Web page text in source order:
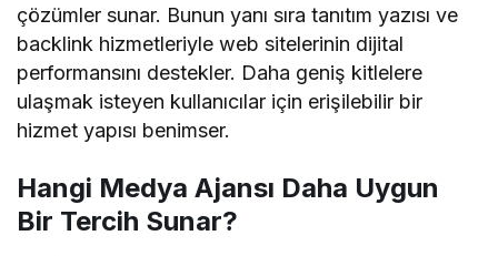
çözümler sunar. Bunun yanı sıra tanıtım yazısı ve
backlink hizmetleriyle web sitelerinin dijital
performansını destekler. Daha geniş kitlelere
ulaşmak isteyen kullanıcılar için erişilebilir bir
hizmet yapısı benimser.
Hangi Medya Ajansı Daha Uygun
Bir Tercih Sunar?